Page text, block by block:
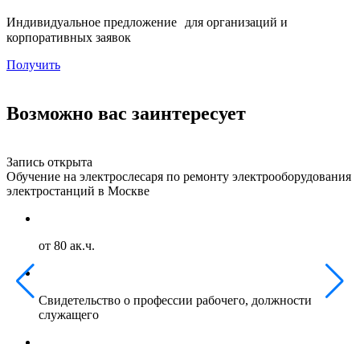
Индивидуальное предложение для организаций и
корпоративных заявок
Получить
Возможно вас заинтересует
Запись открыта
Обучение на электрослесаря по ремонту электрооборудования
электростанций в Москве
от 80 ак.ч.
Свидетельство о профессии рабочего, должности
служащего